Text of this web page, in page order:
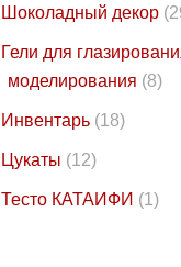
Шоколадный декор
Гели для
моделирования (8)
Инвентарь (18)
Цукаты (12)
Тесто КАТАИФИ (1)